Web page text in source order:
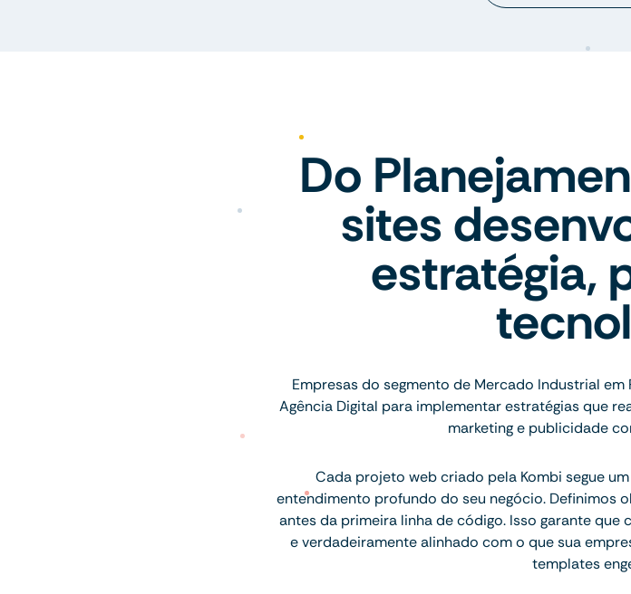
Do
sites
estratégia,
Empresas do segmento de Mercado Industrial
Agência Digital para implementar estratégias que
marketing e publicidade
Cada projeto web criado pela Kombi segue
entendimento profundo do seu negócio. Definimos
antes da primeira linha de código. Isso garante que
e verdadeiramente alinhado com o que sua
templates